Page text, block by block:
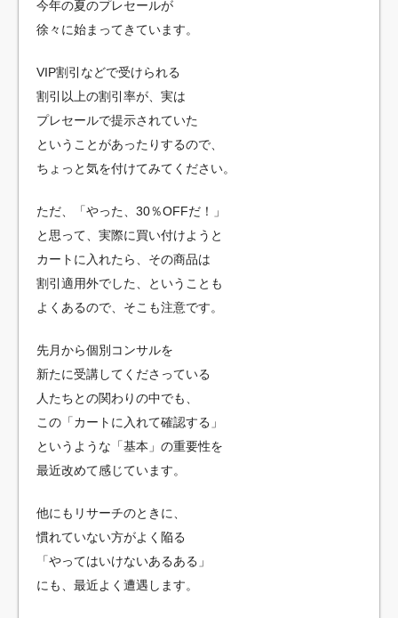
今年の夏のプレセールが
徐々に始まってきています。
VIP割引などで受けられる
割引以上の割引率が、実は
プレセールで提示されていた
ということがあったりするので、
ちょっと気を付けてみてください。
ただ、「やった、30％OFFだ！」
と思って、実際に買い付けようと
カートに入れたら、その商品は
割引適用外でした、ということも
よくあるので、そこも注意です。
先月から個別コンサルを
新たに受講してくださっている
人たちとの関わりの中でも、
この「カートに入れて確認する」
というような「基本」の重要性を
最近改めて感じています。
他にもリサーチのときに、
慣れていない方がよく陥る
「やってはいけないあるある」
にも、最近よく遭遇します。